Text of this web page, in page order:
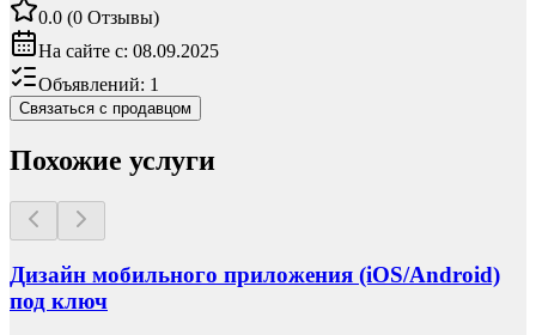
0.0 (0 Отзывы)
На сайте с: 08.09.2025
Объявлений: 1
Связаться с продавцом
Похожие услуги
Дизайн мобильного приложения (iOS/Android)
под ключ